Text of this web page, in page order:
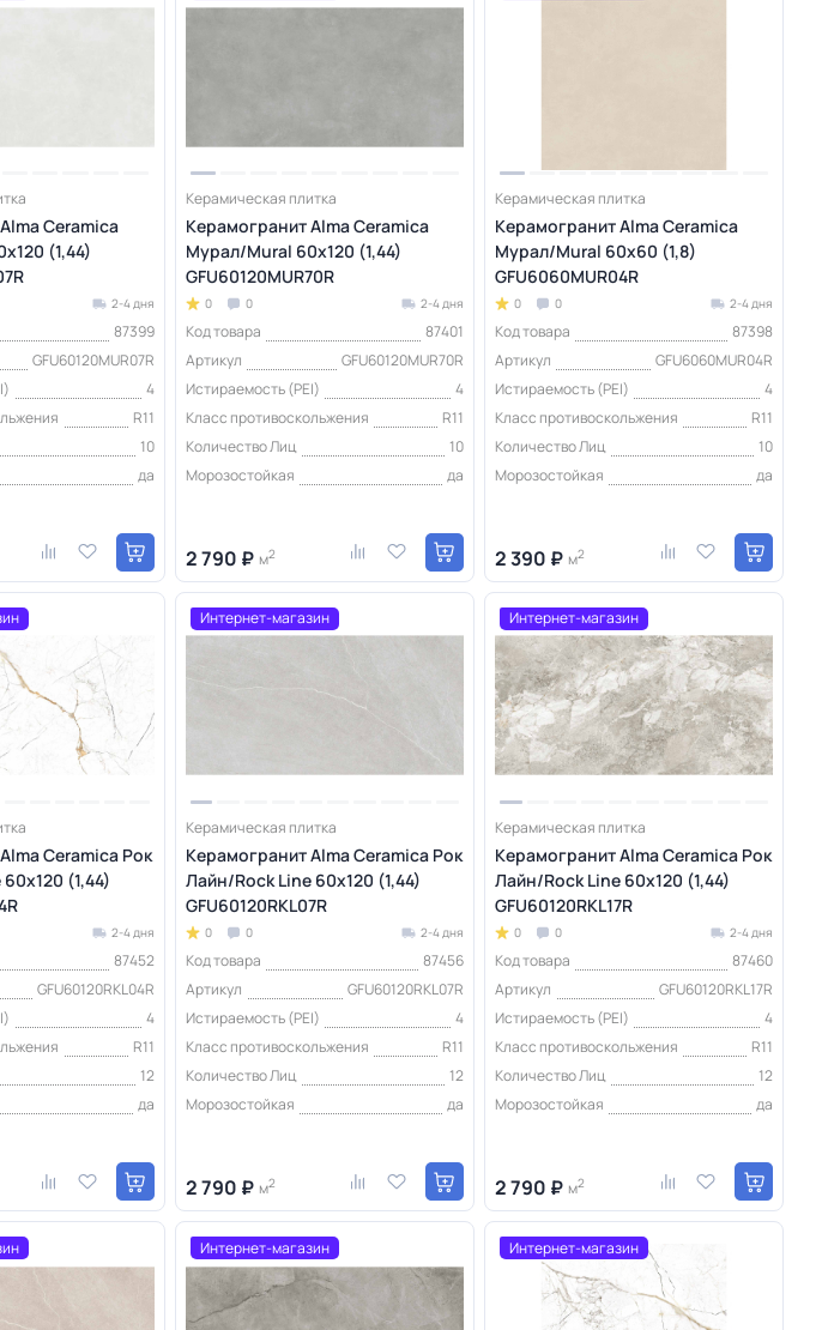
Ceramica
(1,44)
2-4 дня
87399
GFU60120MUR07R
4
R11
10
да
Керамическая плитка
Керамогранит Alma Ceramica
Мурал/Mural 60х120 (1,44)
GFU60120MUR70R
0 0 2-4 дня
Код товара
87401
Артикул
GFU60120MUR70R
Истираемость (PEI)
4
Класс противоскольжения
R11
Количество Лиц
10
Морозостойкая
да
2 790 ₽ м2
Керамическая плитка
Керамогранит Alma Ceramica
Мурал/Mural 60х60 (1,8)
GFU6060MUR04R
0 0 2-4 дня
Код товара
87398
Артикул
GFU6060MUR04R
Истираемость (PEI)
4
Класс противоскольжения
R11
Количество Лиц
10
Морозостойкая
да
2 390 ₽ м2
Ceramica Рок
(1,44)
2-4 дня
87452
GFU60120RKL04R
4
R11
12
да
Интернет-магазин
Керамическая плитка
Керамогранит Alma Ceramica Рок
Лайн/Rock Line 60х120 (1,44)
GFU60120RKL07R
0 0 2-4 дня
Код товара
87456
Артикул
GFU60120RKL07R
Истираемость (PEI)
4
Класс противоскольжения
R11
Количество Лиц
12
Морозостойкая
да
2 790 ₽ м2
Интернет-магазин
Керамическая плитка
Керамогранит Alma Ceramica Рок
Лайн/Rock Line 60х120 (1,44)
GFU60120RKL17R
0 0 2-4 дня
Код товара
87460
Артикул
GFU60120RKL17R
Истираемость (PEI)
4
Класс противоскольжения
R11
Количество Лиц
12
Морозостойкая
да
2 790 ₽ м2
Интернет-магазин Интернет-магазин